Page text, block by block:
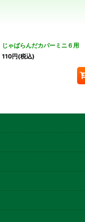
じゃばらんだカバーミニ６用
110円(税込)